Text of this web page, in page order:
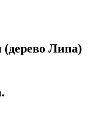
Липа)